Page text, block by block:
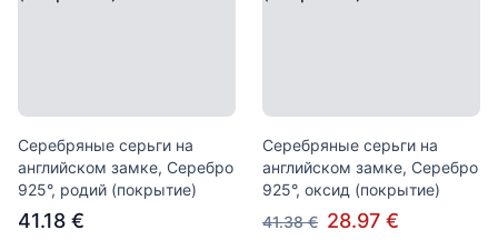
Серебряные серьги на
английском замке, Серебро
925°, родий (покрытие)
41.18 €
Серебряные серьги на
английском замке, Серебро
925°, оксид (покрытие)
41.38 € 28.97 €